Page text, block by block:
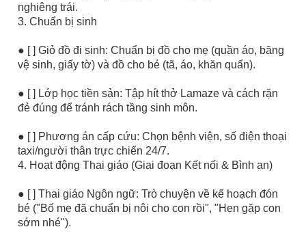
nghiêng trái.
3. Chuẩn bị sinh
● [ ] Giỏ đồ đi sinh: Chuẩn bị đồ cho mẹ (quần áo, băng
vệ sinh, giấy tờ) và đồ cho bé (tã, áo, khăn quấn).
● [ ] Lớp học tiền sản: Tập hít thở Lamaze và cách rặn
đẻ đúng để tránh rách tầng sinh môn.
● [ ] Phương án cấp cứu: Chọn bệnh viện, số điện thoại
taxi/người thân trực chiến 24/7.
4. Hoạt động Thai giáo (Giai đoạn Kết nối & Bình an)
● [ ] Thai giáo Ngôn ngữ: Trò chuyện về kế hoạch đón
bé ("Bố mẹ đã chuẩn bị nôi cho con rồi", "Hẹn gặp con
sớm nhé").